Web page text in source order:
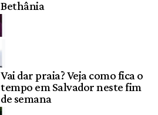
Bethânia
Vai dar praia? Veja como fica o
tempo em Salvador neste fim
de semana